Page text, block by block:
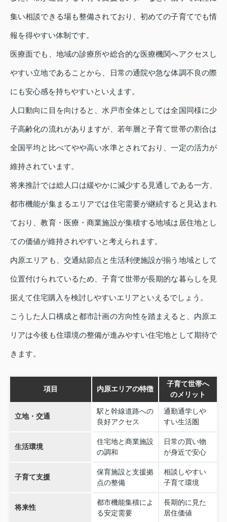
集い相談できる場も整備されており、初めての子育てでも情
報を得やすい体制です。
医療面でも、地域の診療所や総合的な医療機関へアクセスし
やすい立地であることから、日常の通院や急な体調不良の際
にも安心感を持ちやすいといえます。
人口動向に目を向けると、水戸市全体としては全国同様に少
子高齢化の流れがありますが、若年層と子育て世帯の割合は
全国平均と比べてやや高い水準とされており、一定の活力が
維持されています。
将来推計では総人口は緩やかに減少する見通しである一方、
都市機能が集まるエリアでは住宅需要が継続すると見込まれ
ており、教育・医療・商業施設が集積する地域は居住地とし
ての価値が維持されやすいと考えられます。
内原エリアも、交通結節点と生活利便施設が揃う地域として
位置付けられているため、子育て世帯が長期的な暮らしを見
据えて住宅購入を検討しやすいエリアといえるでしょう。
こうした人口構成と都市計画の方向性を踏まえると、内原エ
リアは今後も住環境の整備が進みやすい住宅地として期待で
きます。
項目 内原エリアの特徴
子育て世帯へ
のメリット
立地・交通
駅と幹線道路への
良好アクセス
通勤通学しや
すい生活圏
生活環境
住宅地と商業施設
の調和
日常の買い物
が身近で安心
子育て支援
保育施設と支援拠
点の整備
相談しやすい
子育て環境
将来性
都市機能集積によ
る安定需要
長期的に見た
居住価値